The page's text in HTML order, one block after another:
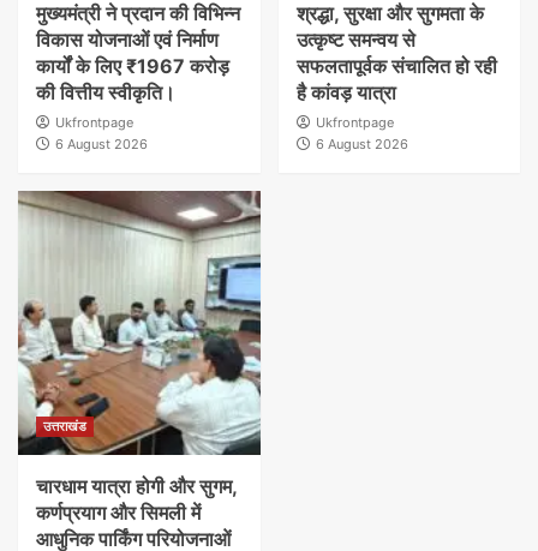
मुख्यमंत्री ने प्रदान की विभिन्न
विकास योजनाओं एवं निर्माण
कार्यों के लिए ₹1967 करोड़
की वित्तीय स्वीकृति।
Ukfrontpage
6 August 2026
श्रद्धा, सुरक्षा और सुगमता के
उत्कृष्ट समन्वय से
सफलतापूर्वक संचालित हो रही
है कांवड़ यात्रा
Ukfrontpage
6 August 2026
उत्तराखंड
चारधाम यात्रा होगी और सुगम,
कर्णप्रयाग और सिमली में
आधुनिक पार्किंग परियोजनाओं